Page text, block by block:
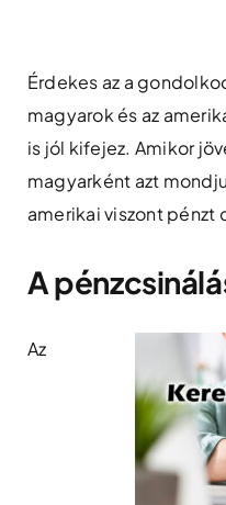
content
Érdekes az a
magyarok és az
is jól kifejez. Amikor
magyarként azt
amerikai viszont pénzt
A
Az